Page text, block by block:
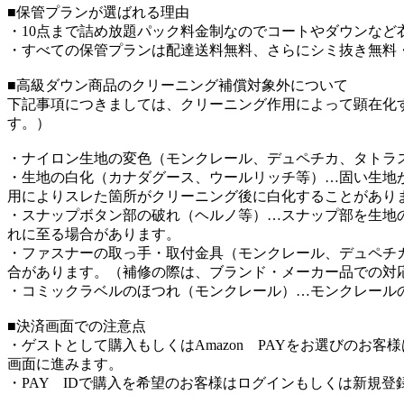
■保管プランが選ばれる理由
・10点まで詰め放題パック料金制なのでコートやダウンな
・すべての保管プランは配達送料無料、さらにシミ抜き無
■高級ダウン商品のクリーニング補償対象外について
下記事項につきましては、クリーニング作用によって顕在
す。）
・ナイロン生地の変色（モンクレール、デュペチカ、タト
・生地の白化（カナダグース、ウールリッチ等）…固い生
用によりスレた箇所がクリーニング後に白化することがあり
・スナップボタン部の破れ（ヘルノ等）…スナップ部を生
れに至る場合があります。
・ファスナーの取っ手・取付金具（モンクレール、デュペ
合があります。（補修の際は、ブランド・メーカー品での
・コミックラベルのほつれ（モンクレール）…モンクレー
■決済画面での注意点
・ゲストとして購入もしくはAmazon PAYをお選びのお客
画面に進みます。
・PAY IDで購入を希望のお客様はログインもしくは新規登